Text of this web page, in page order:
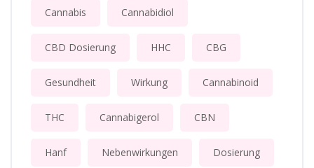
Cannabis Cannabidiol
CBD Dosierung HHC CBG
Gesundheit Wirkung Cannabinoid
THC Cannabigerol CBN
Hanf Nebenwirkungen Dosierung